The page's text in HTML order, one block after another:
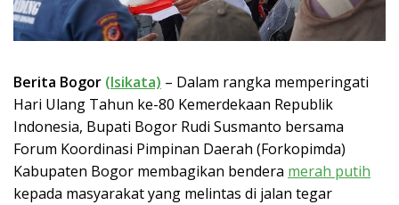
Berita Bogor (Isikata) – Dalam rangka memperingati
Hari Ulang Tahun ke-80 Kemerdekaan Republik
Indonesia, Bupati Bogor Rudi Susmanto bersama
Forum Koordinasi Pimpinan Daerah (Forkopimda)
Kabupaten Bogor membagikan bendera merah putih
kepada masyarakat yang melintas di jalan tegar